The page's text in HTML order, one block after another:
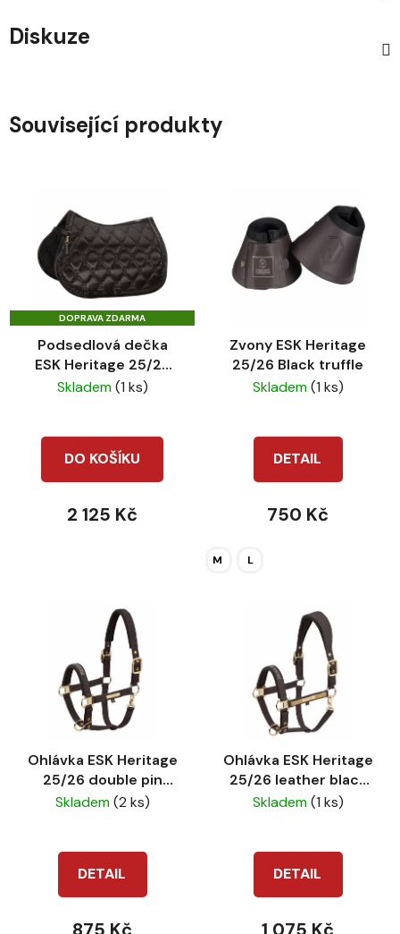
Diskuze
Související produkty
DOPRAVA ZDARMA
Podsedlová dečka
ESK Heritage 25/26
Satin Jewel VS black
Skladem(1 ks)
DO KOŠÍKU
2 125 Kč
Zvony ESK Heritage
25/26 Black truffle
Skladem(1 ks)
DETAIL
750 Kč
M L
Ohlávka ESK Heritage
25/26 double pin
black truffle
Skladem(2 ks)
DETAIL
Ohlávka ESK Heritage
25/26 leather black
truffle
Skladem(1 ks)
DETAIL